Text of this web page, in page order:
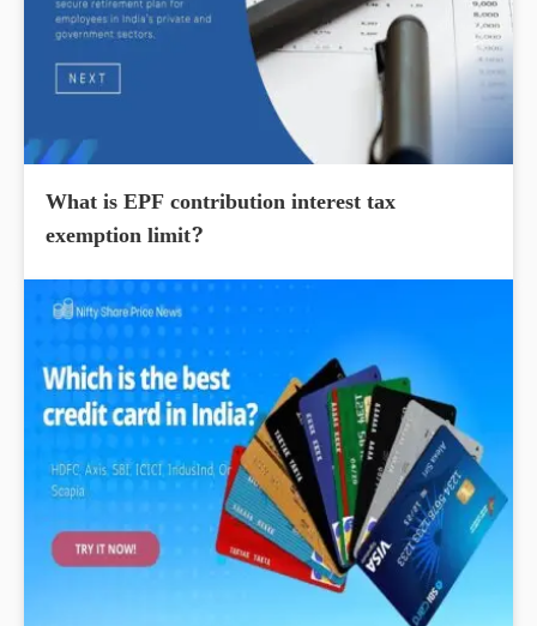
What is EPF contribution interest tax
exemption limit?